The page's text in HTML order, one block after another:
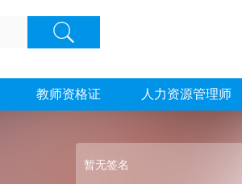
教师资格证 人力资源管理师
暂无签名